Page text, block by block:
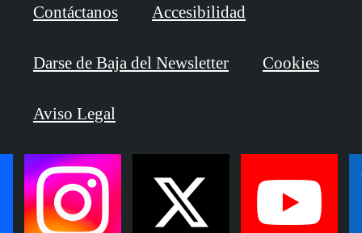
Contáctanos Accesibilidad
Darse de Baja del Newsletter Cookies
Aviso Legal